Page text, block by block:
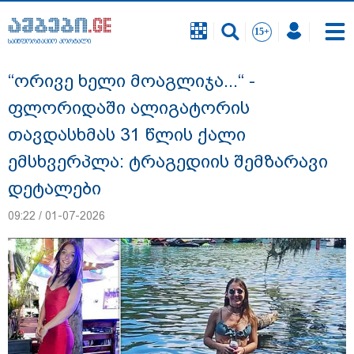
საინფორმაციო პორტალი
გიგა ავალიანის საქმეზე ნია იმნაძეს და
ანასტასია ბერუაშვილს ბრალდება
წარუდგინეს
საინფორმაციო პორტალი
“ორივე ხელი მოაგლიჯა...“ -
ფლორიდაში ალიგატორის
თავდასხმას 31 წლის ქალი
ემსხვერპლა: ტრაგედიის შემზარავი
დეტალები
09:22 / 01-07-2026